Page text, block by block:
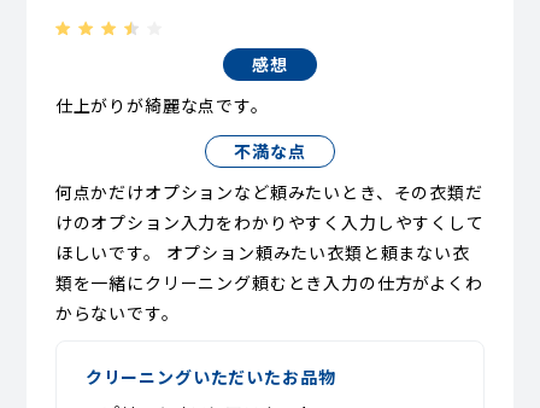
感想
仕上がりが綺麗な点です。
不満な点
何点かだけオプションなど頼みたいとき、その衣類だ
けのオプション入力をわかりやすく入力しやすくして
ほしいです。 オプション頼みたい衣類と頼まない衣
類を一緒にクリーニング頼むとき入力の仕方がよくわ
からないです。
クリーニングいただいたお品物